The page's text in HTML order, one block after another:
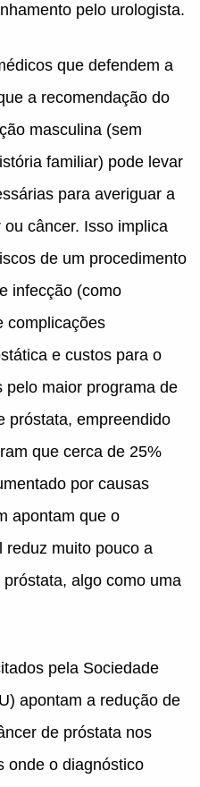
pelo urologista.
que defendem a
a recomendação do
masculina (sem
familiar) pode levar
para averiguar a
câncer. Isso implica
de um procedimento
infecção (como
complicações
e custos para o
pelo maior programa de
próstata, empreendido
que cerca de 25%
por causas
apontam que o
reduz muito pouco a
algo como uma
pela Sociedade
apontam a redução de
de próstata nos
onde o diagnóstico